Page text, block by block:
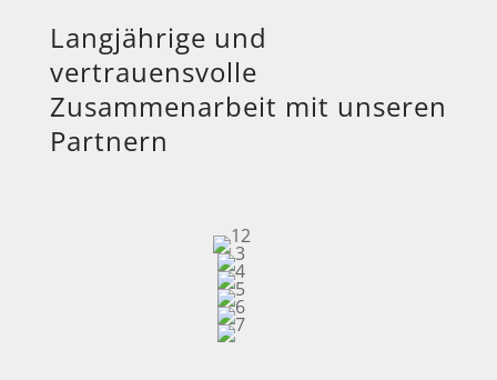
Langjährige und
vertrauensvolle
Zusammenarbeit mit unseren
Partnern